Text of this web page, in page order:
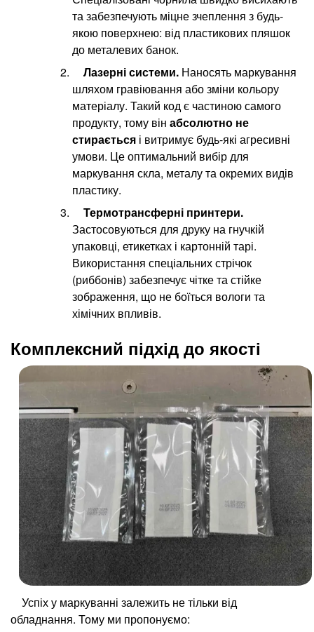
та забезпечують міцне зчеплення з будь-
якою поверхнею: від пластикових пляшок
до металевих банок.
Лазерні системи. Наносять маркування
шляхом гравіювання або зміни кольору
матеріалу. Такий код є частиною самого
продукту, тому він абсолютно не
стирається і витримує будь-які агресивні
умови. Це оптимальний вибір для
маркування скла, металу та окремих видів
пластику.
Термотрансферні принтери.
Застосовуються для друку на гнучкій
упаковці, етикетках і картонній тарі.
Використання спеціальних стрічок
(риббонів) забезпечує чітке та стійке
зображення, що не боїться вологи та
хімічних впливів.
Комплексний підхід до якості
Успіх у маркуванні залежить не тільки від
обладнання. Тому ми пропонуємо: